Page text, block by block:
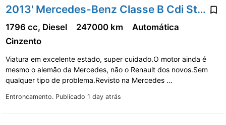
2013' Mercedes-Benz Classe B Cdi Style Aut.
Entroncamento. Publicado 1 day atrás
1796 cc, Diesel 247000 km
Automática
Cinzento
Viatura em excelente estado, super cuidado.O motor ainda é
mesmo o alemão da Mercedes, não o Renault dos novos.Sem
qualquer tipo de problema.Revisto na Mercedes …